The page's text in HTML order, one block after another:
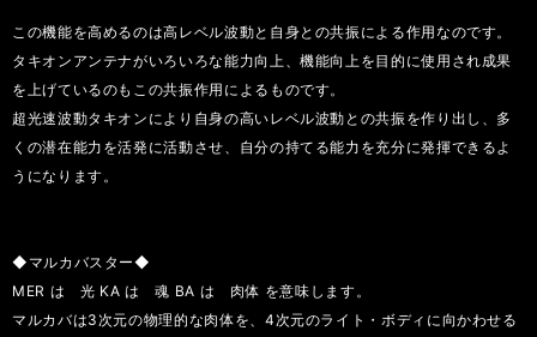
この機能を高めるのは高レベル波動と自身との共振による作用なのです。
タキオンアンテナがいろいろな能力向上、機能向上を目的に使用され成果
を上げているのもこの共振作用によるものです。
超光速波動タキオンにより自身の高いレベル波動との共振を作り出し、多
くの潜在能力を活発に活動させ、自分の持てる能力を充分に発揮できるよ
うになります。
◆マルカバスター◆
MER は 光 KA は 魂 BA は 肉体 を意味します。
マルカバは3次元の物理的な肉体を、4次元のライト・ボディに向かわせる